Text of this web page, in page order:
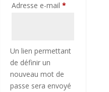
Adresse e-mail*
Un lien permettant
de définir un
nouveau mot de
passe sera envoyé